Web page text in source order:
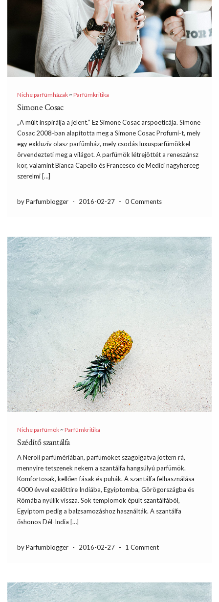
Niche parfümházak~Parfümkritika
Simone Cosac
„A múlt inspirálja a jelent.” Ez Simone Cosac arspoeticája. Simone
Cosac 2008-ban alapította meg a Simone Cosac Profumi-t, mely
egy exkluzív olasz parfümház, mely csodás luxusparfümökkel
örvendezteti meg a világot. A parfümök létrejöttét a reneszánsz
kor, valamint Bianca Capello és Francesco de Medici nagyherceg
szerelmi […]
by Parfumblogger - 2016-02-27 - 0 Comments
Niche parfümök~Parfümkritika
Szédítő szantálfa
A Neroli parfümériában, parfümöket szagolgatva jöttem rá,
mennyire tetszenek nekem a szantálfa hangsúlyú parfümök.
Komfortosak, kellően fásak és puhák. A szantálfa felhasználása
4000 évvel ezelőttire Indiába, Egyiptomba, Görögországba és
Rómába nyúlik vissza. Sok templomok épült szantálfából,
Egyiptom pedig a balzsamozáshoz használták. A szantálfa
őshonos Dél-India […]
by Parfumblogger - 2016-02-27 - 1 Comment